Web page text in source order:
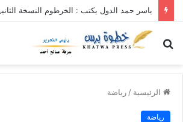
ياسر حمد الدول يكتب : الخرطوم النسخة الثانية
الرئيسية / رياضة
رياضة